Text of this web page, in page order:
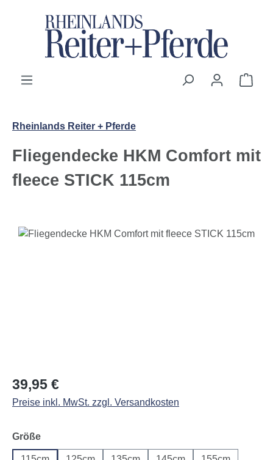
Zum Hauptinhalt springen
Rheinlands Reiter + Pferde
Fliegendecke HKM Comfort mit
fleece STICK 115cm
Bildergalerie überspringen
Regulärer Preis:
39,95 €
Preise inkl. MwSt. zzgl. Versandkosten
Größeauswählen